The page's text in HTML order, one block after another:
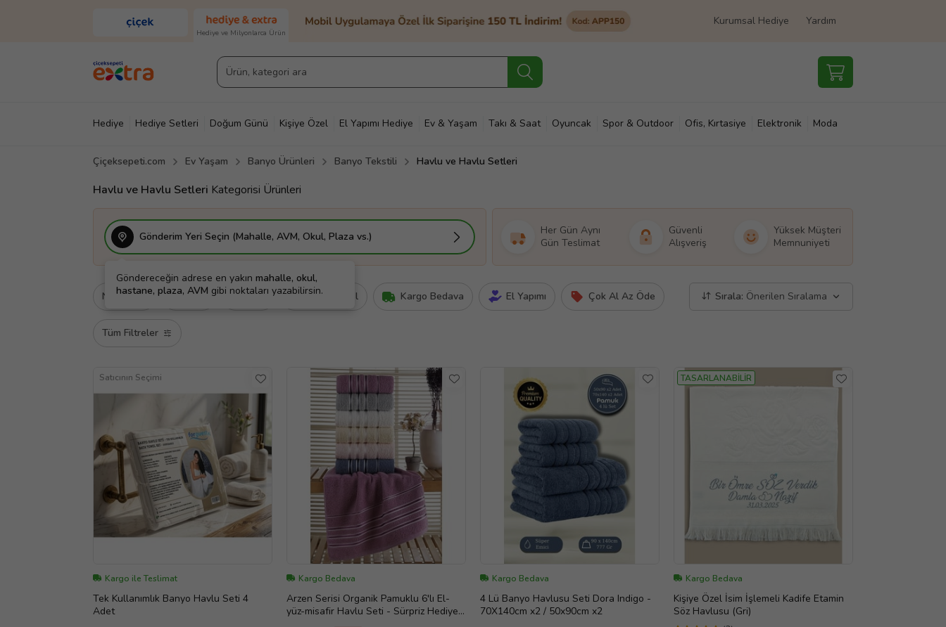
Hediye ve Milyonlarca Ürün
Kurumsal Hediye Yardım
Hediye Hediye Setleri Doğum Günü Kişiye Özel El Yapımı Hediye Ev & Yaşam Takı & Saat Oyuncak Spor & Outdoor Ofis, Kırtasiye Elektronik Moda
Diğer Ayakkabı & Çanta Parfüm Yapı Market & Bahçe Petshop Kozmetik Otomotiv & Motosiklet
Çiçeksepeti.com Ev Yaşam Banyo Ürünleri Banyo Tekstili Havlu ve Havlu Setleri
Havlu ve Havlu Setleri Kategorisi Ürünleri
Gönderim Yeri Seçin (Mahalle, AVM, Okul, Plaza vs.)
Göndereceğin adrese en yakın mahalle, okul,
hastane, plaza, AVM gibi noktaları yazabilirsin.
Her Gün Aynı
Gün Teslimat
Güvenli
Alışveriş
Yüksek Müşteri
Memnuniyeti
Ne İçin Kime Fiyat Kişiye Özel Kargo Bedava El Yapımı Çok Al Az Öde
Tüm Filtreler
Sırala: Önerilen Sıralama
Satıcının Seçimi
Kargo ile Teslimat
Tek Kullanımlık Banyo Havlu Seti 4
Adet
Kargo Bedava
Arzen Serisi Organik Pamuklu 6'lı El-
yüz-misafir Havlu Seti - Sürpriz Hediyeli
Kargo Bedava
4 Lü Banyo Havlusu Seti Dora Indigo -
70X140cm x2 / 50x90cm x2
TASARLANABİLİR
Kargo Bedava
Kişiye Özel İsim İşlemeli Kadife Etamin
Söz Havlusu (Gri)